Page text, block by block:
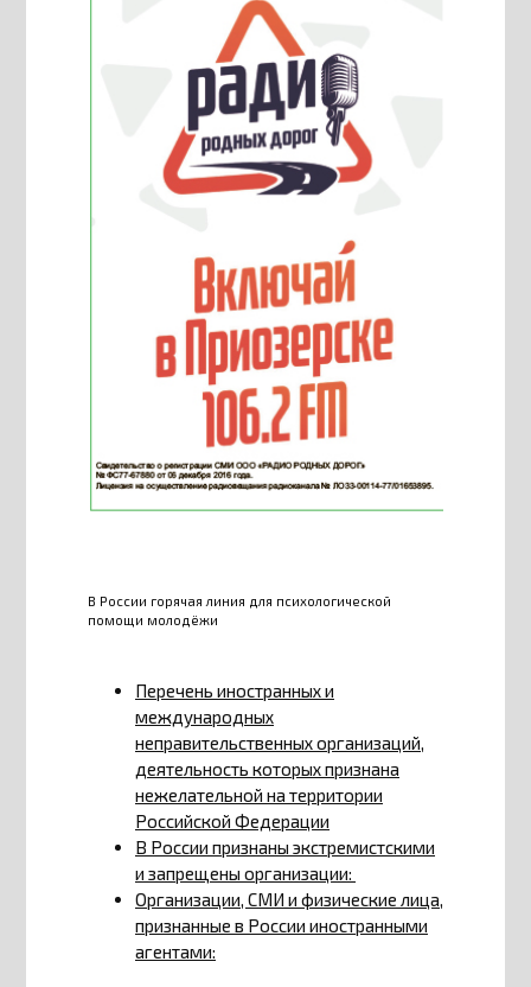
В России горячая линия для психологической
помощи молодёжи
Перечень иностранных и
международных
неправительственных организаций,
деятельность которых признана
нежелательной на территории
Российской Федерации
В России признаны экстремистскими
и запрещены организации:
Организации, СМИ и физические лица,
признанные в России иностранными
агентами: